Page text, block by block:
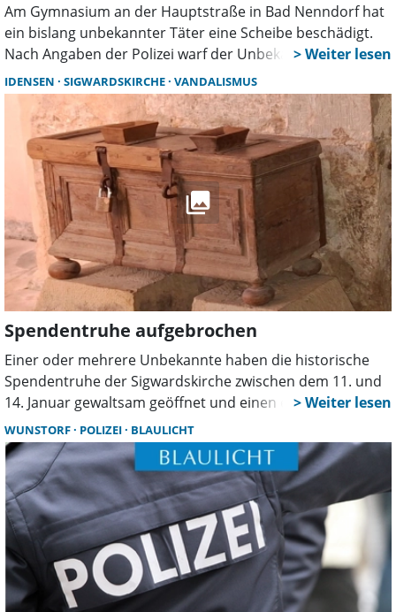
Am Gymnasium an der Hauptstraße in Bad Nenndorf hat
ein bislang unbekannter Täter eine Scheibe beschädigt.
Nach Angaben der Polizei warf der Unbekannte einen
Stein gegen ein Fenster des Schulgebäudes. Dabei ging
die äußere von zwei Scheiben zu Bruch.
IDENSEN SIGWARDSKIRCHE VANDALISMUS
Spendentruhe aufgebrochen
Einer oder mehrere Unbekannte haben die historische
Spendentruhe der Sigwardskirche zwischen dem 11. und
14. Januar gewaltsam geöffnet und einen erheblichen
Schaden in dreistelliger Höhe angerichtet. Gestohlen
wurde nichts. Die Polizei bittet Zeugen um Hinweise.
WUNSTORF POLIZEI BLAULICHT